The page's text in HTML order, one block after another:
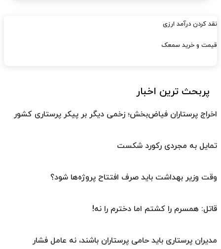
نقد کردن درآمد ارزی
قیمت و خرید سمعک
پربحث ترین اخبار
اخراج پرستاران فیاض‌بخش؛ زخمی دیگر بر پیکر پرستاری کشور
تمایل به مجردی رکورد شکست
وقت وزیر بهداشت باید صرف افتتاح پروژه‌ها شود؟
قاتل: همسرم را کشتم اما دخترم را نه!
مدیران پرستاری باید حامی پرستاران باشند، نه عامل فشار